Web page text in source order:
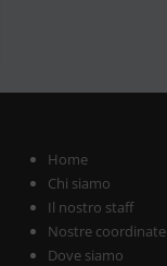
Home
Chi siamo
Il nostro staff
Nostre coordinate
Dove siamo